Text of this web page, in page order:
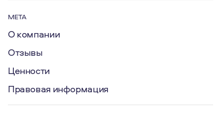
МЕТА
О компании
Отзывы
Ценности
Правовая информация